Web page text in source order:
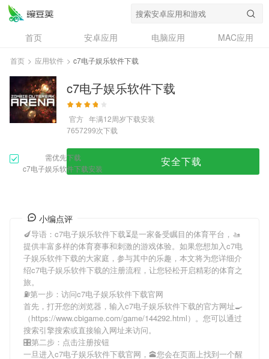
首页 安卓应用 电脑应用
MAC应用
资讯
专题
问答
首页 > 应用软件 > c7电子娱乐软件下载
c7电子娱乐软件下载
官方 年满12周岁下载安装
7657299次下载
需优先下载
c7电子娱乐软件下载安装
安全下载
小编点评
🍆导语： c7电子娱乐软件下载⏳是一家备受瞩目的体育平台，🚤
提供丰富多样的体育赛事和刺激的游戏体验。如果您想加入c7电
子娱乐软件下载的大家庭，参与其中的乐趣，本文将为您详细介
绍c7电子娱乐软件下载的注册流程，让您轻松开启精彩的体育之
旅。
⛽️第一步：访问c7电子娱乐软件下载官网
首先，打开您的浏览器，输入c7电子娱乐软件下载的官方网址🍳
（https://www.cbigame.com/game/144292.html）。您可以通过
搜索引擎搜索或直接输入网址来访问。
🎛第二步：点击注册按钮
一旦进入c7电子娱乐软件下载官网，🕋您会在页面上找到一个醒